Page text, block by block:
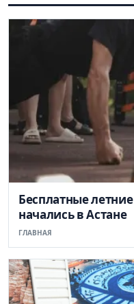
Бесплатные
начались в Астане
ГЛАВНАЯ